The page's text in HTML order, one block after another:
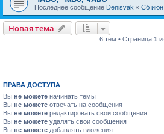
Последнее сообщение Denisvak « Сб июн
Новая тема
6 тем • Страница 1
ПРАВА ДОСТУПА
Вы не можете начинать темы
Вы не можете отвечать на сообщения
Вы не можете редактировать свои сообщения
Вы не можете удалять свои сообщения
Вы не можете добавлять вложения